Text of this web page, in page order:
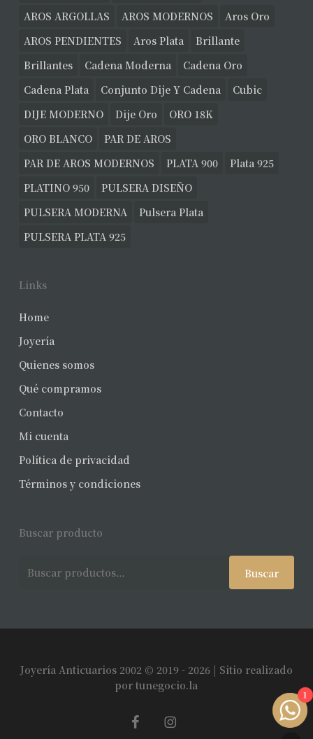
Ver Carrito Finalizar Compra
AROS ARGOLLAS
AROS MODERNOS
Aros Oro
AROS PENDIENTES
Aros Plata
Brillante
Brillantes
Cadena Moderna
Cadena Oro
Cadena Plata
Conjunto Dije Y Cadena
Cubic
DIJE MODERNO
Dije Oro
ORO 18K
ORO BLANCO
PAR DE AROS
PAR DE AROS MODERNOS
PLATA 900
Plata 925
PLATINO 950
PULSERA DISEÑO
PULSERA MODERNA
Pulsera Plata
PULSERA PLATA 925
Links
Home
Joyería
Quienes somos
Qué compramos
Contacto
Mi cuenta
Política de privacidad
Términos y condiciones
Buscar producto
Buscar
Joyería Anticuarios 2002 © 2019 - 2026 | Sitio realizado
portunegocio.la
facebookinstagram
1